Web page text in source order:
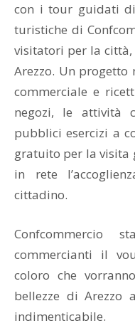
con i tour guidati
turistiche di
visitatori per la città,
Arezzo. Un
commerciale e
negozi, le attività
pubblici esercizi a
gratuito per la visita
in rete
cittadino.
Confcommercio
commercianti il
coloro che
bellezze di Arezzo
indimenticabile.